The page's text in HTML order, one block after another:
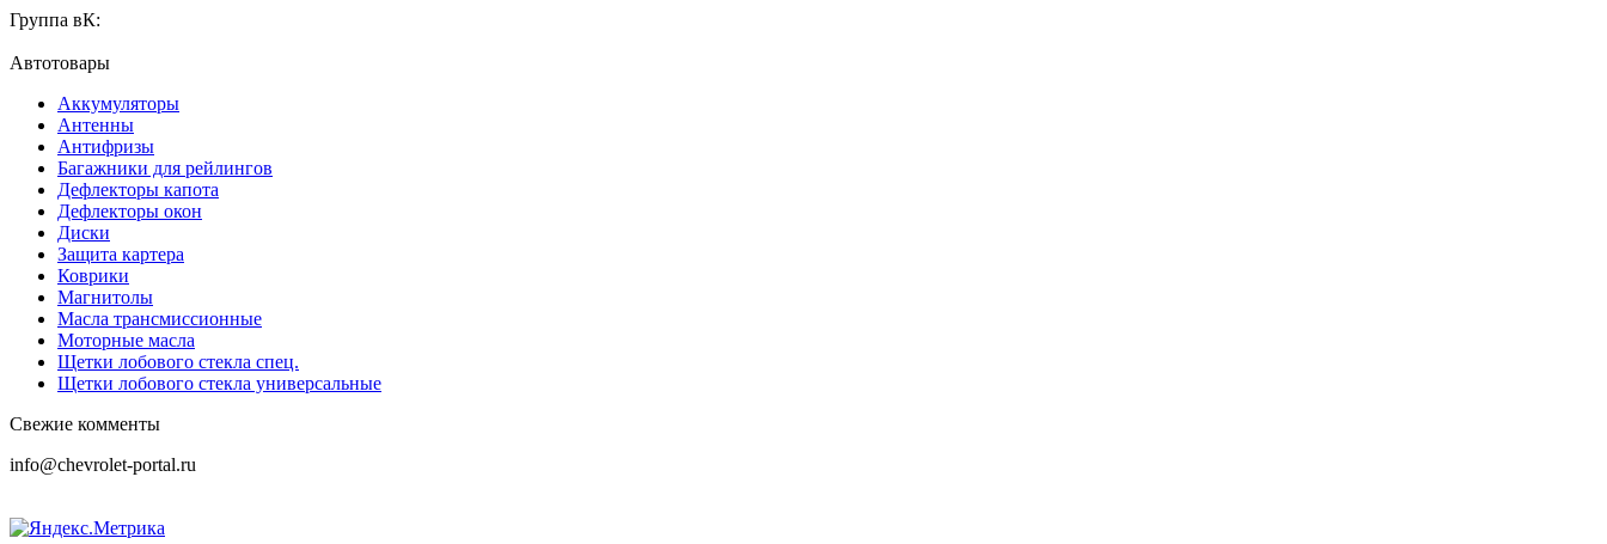
Группа вК:
Автотовары
Аккумуляторы
Антенны
Антифризы
Багажники для рейлингов
Дефлекторы капота
Дефлекторы окон
Диски
Защита картера
Коврики
Магнитолы
Масла трансмиссионные
Моторные масла
Щетки лобового стекла спец.
Щетки лобового стекла универсальные
Свежие комменты
info@chevrolet-portal.ru